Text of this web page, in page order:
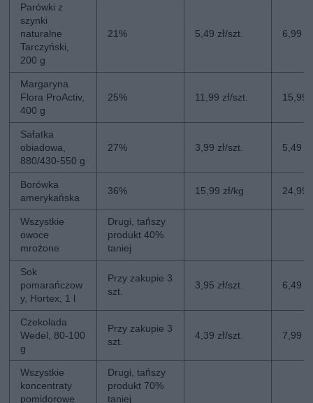
Parówki z
szynki
naturalne
Tarczyński,
200 g
21% 5,49 zł/szt. 6,99
Margaryna
Flora ProActiv,
400 g
25% 11,99 zł/szt. 15,99
Sałatka
obiadowa,
880/430-550 g
27% 3,99 zł/szt. 5,49
Borówka
amerykańska
36% 15,99 zł/kg 24,99
Wszystkie
owoce
mrożone
Drugi, tańszy
produkt 40%
taniej
Sok
pomarańczow
y, Hortex, 1 l
Przy zakupie 3
szt.
3,95 zł/szt. 6,49
Czekolada
Wedel, 80-100
g
Przy zakupie 3
szt.
4,39 zł/szt. 7,99
Wszystkie
koncentraty
pomidorowe
Drugi, tańszy
produkt 70%
taniej